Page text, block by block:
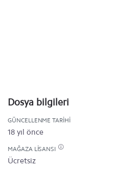
Dosya bilgileri
GÜNCELLENME TARIHI
18 yıl önce
MAĞAZA LISANSI
Ücretsiz